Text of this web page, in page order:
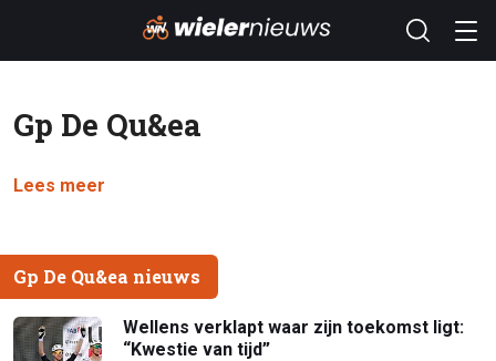
Gp De Qu&ea
Lees meer
Gp De Qu&ea nieuws
Wellens verklapt waar zijn toekomst ligt:
“Kwestie van tijd”